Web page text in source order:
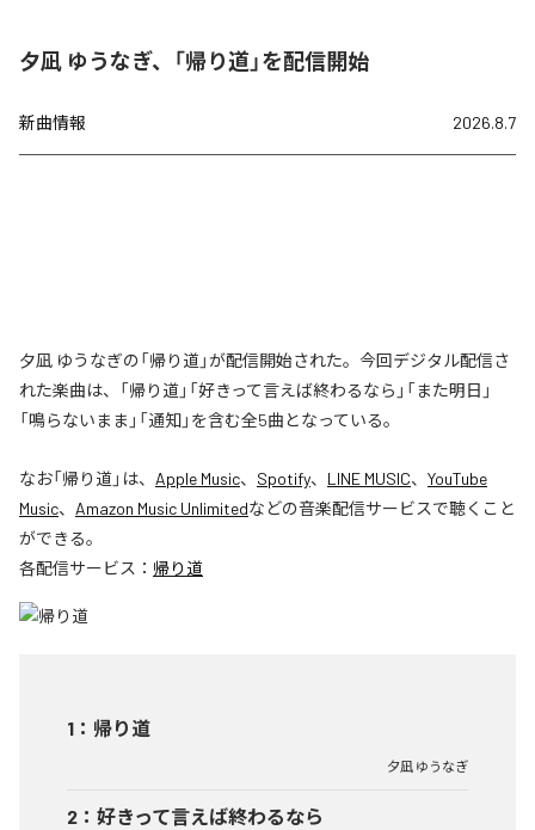
夕凪 ゆうなぎ、「帰り道」を配信開始
新曲情報 2026.8.7
夕凪 ゆうなぎの「帰り道」が配信開始された。今回デジタル配信さ
れた楽曲は、「帰り道」「好きって言えば終わるなら」「また明日」
「鳴らないまま」「通知」を含む全5曲となっている。
なお「帰り道」は、 Apple Music、 Spotify、 LINE MUSIC、 YouTube
Music、 Amazon Music Unlimitedなどの音楽配信サービスで聴くこと
ができる。
各配信サービス： 帰り道
1 ： 帰り道
夕凪 ゆうなぎ
2 ： 好きって言えば終わるなら